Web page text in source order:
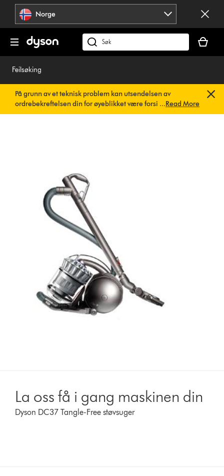
Hopp
navigering
Norge
Søk
på
din
er
Feilsøking
På grunn av et teknisk problem kan utsendelsen av
ordrebekreftelsen din for øyeblikket være forsinket. Vi
jobber allerede med en rask løsning.Du trenger ikke å
...Read More
La oss få i gang maskinen din
Dyson DC37 Tangle-Free støvsuger